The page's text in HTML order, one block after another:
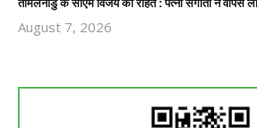
August 7, 2026